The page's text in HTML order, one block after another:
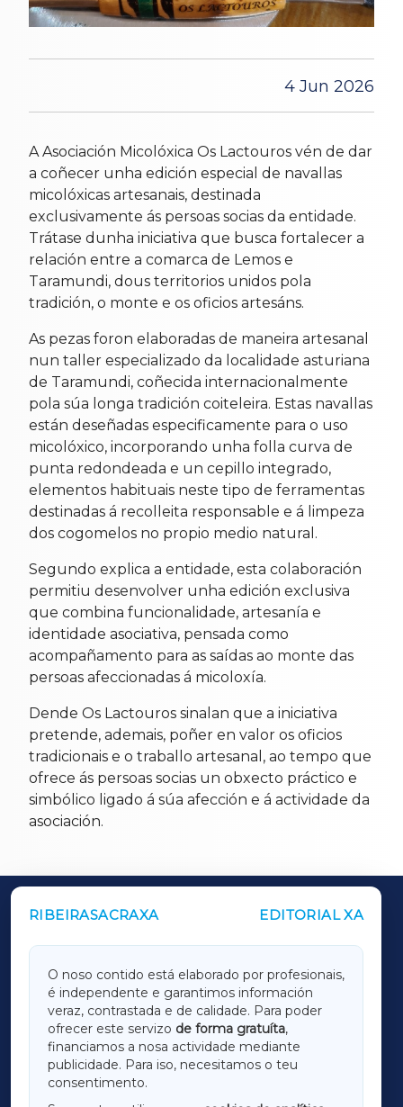
4 Jun 2026
A Asociación Micolóxica Os Lactouros vén de dar
a coñecer unha edición especial de navallas
micolóxicas artesanais, destinada
exclusivamente ás persoas socias da entidade.
Trátase dunha iniciativa que busca fortalecer a
relación entre a comarca de Lemos e
Taramundi, dous territorios unidos pola
tradición, o monte e os oficios artesáns.
As pezas foron elaboradas de maneira artesanal
nun taller especializado da localidade asturiana
de Taramundi, coñecida internacionalmente
pola súa longa tradición coiteleira. Estas navallas
están deseñadas especificamente para o uso
micolóxico, incorporando unha folla curva de
punta redondeada e un cepillo integrado,
elementos habituais neste tipo de ferramentas
destinadas á recolleita responsable e á limpeza
dos cogomelos no propio medio natural.
Segundo explica a entidade, esta colaboración
permitiu desenvolver unha edición exclusiva
que combina funcionalidade, artesanía e
identidade asociativa, pensada como
acompañamento para as saídas ao monte das
persoas afeccionadas á micoloxía.
Dende Os Lactouros sinalan que a iniciativa
pretende, ademais, poñer en valor os oficios
tradicionais e o traballo artesanal, ao tempo que
ofrece ás persoas socias un obxecto práctico e
simbólico ligado á súa afección e á actividade da
asociación.
RIBEIRASACRAXA EDITORIAL XA
O noso contido está elaborado por profesionais,
é independente e garantimos información
veraz, contrastada e de calidade. Para poder
ofrecer este servizo de forma gratuíta,
financiamos a nosa actividade mediante
publicidade. Para iso, necesitamos o teu
consentimento.
OUTROS PERIÓDICOS
LUGOXA
TERRACHAXA